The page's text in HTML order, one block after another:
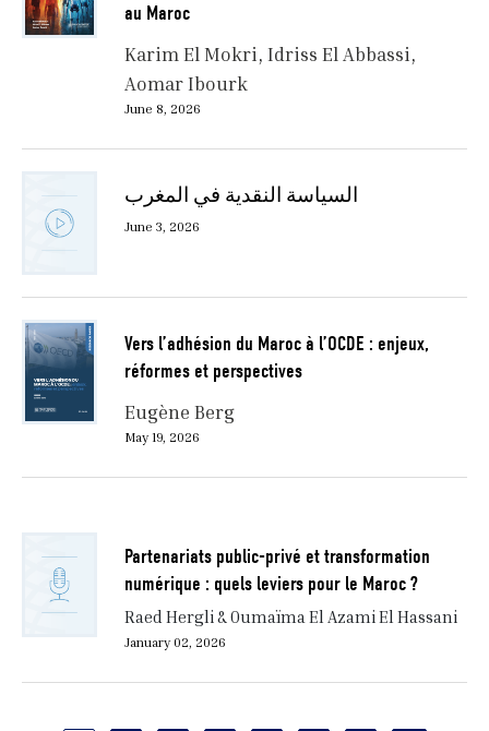
au Maroc
Karim El Mokri Idriss El Abbassi
Aomar Ibourk
June 8, 2026
السياسة النقدية في المغرب
June 3, 2026
Vers l’adhésion du Maroc à l’OCDE : enjeux,
réformes et perspectives
Eugène Berg
May 19, 2026
Partenariats public-privé et transformation
numérique : quels leviers pour le Maroc ?
Raed Hergli & Oumaïma El Azami El Hassani
January 02, 2026